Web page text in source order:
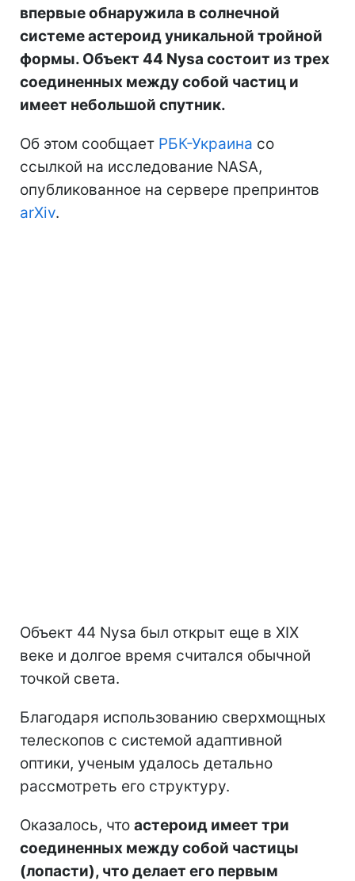
впервые обнаружила в солнечной
системе астероид уникальной тройной
формы. Объект 44 Nysa состоит из трех
соединенных между собой частиц и
имеет небольшой спутник.
Об этом сообщает РБК-Украина со
ссылкой на исследование NASA,
опубликованное на сервере препринтов
arXiv.
Объект 44 Nysa был открыт еще в XIX
веке и долгое время считался обычной
точкой света.
Благодаря использованию сверхмощных
телескопов с системой адаптивной
оптики, ученым удалось детально
рассмотреть его структуру.
Оказалось, что астероид имеет три
соединенных между собой частицы
(лопасти), что делает его первым